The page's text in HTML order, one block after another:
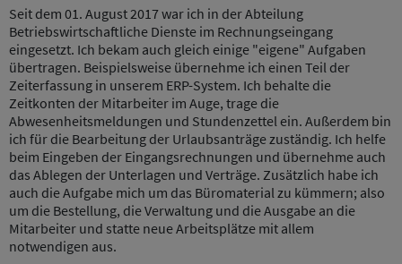
Seit dem 01. August 2017 war ich in der Abteilung
Betriebswirtschaftliche Dienste im Rechnungseingang
eingesetzt. Ich bekam auch gleich einige "eigene" Aufgaben
übertragen. Beispielsweise übernehme ich einen Teil der
Zeiterfassung in unserem ERP-System. Ich behalte die
Zeitkonten der Mitarbeiter im Auge, trage die
Abwesenheitsmeldungen und Stundenzettel ein. Außerdem bin
ich für die Bearbeitung der Urlaubsanträge zuständig. Ich helfe
beim Eingeben der Eingangsrechnungen und übernehme auch
das Ablegen der Unterlagen und Verträge. Zusätzlich habe ich
auch die Aufgabe mich um das Büromaterial zu kümmern; also
um die Bestellung, die Verwaltung und die Ausgabe an die
Mitarbeiter und statte neue Arbeitsplätze mit allem
notwendigen aus.